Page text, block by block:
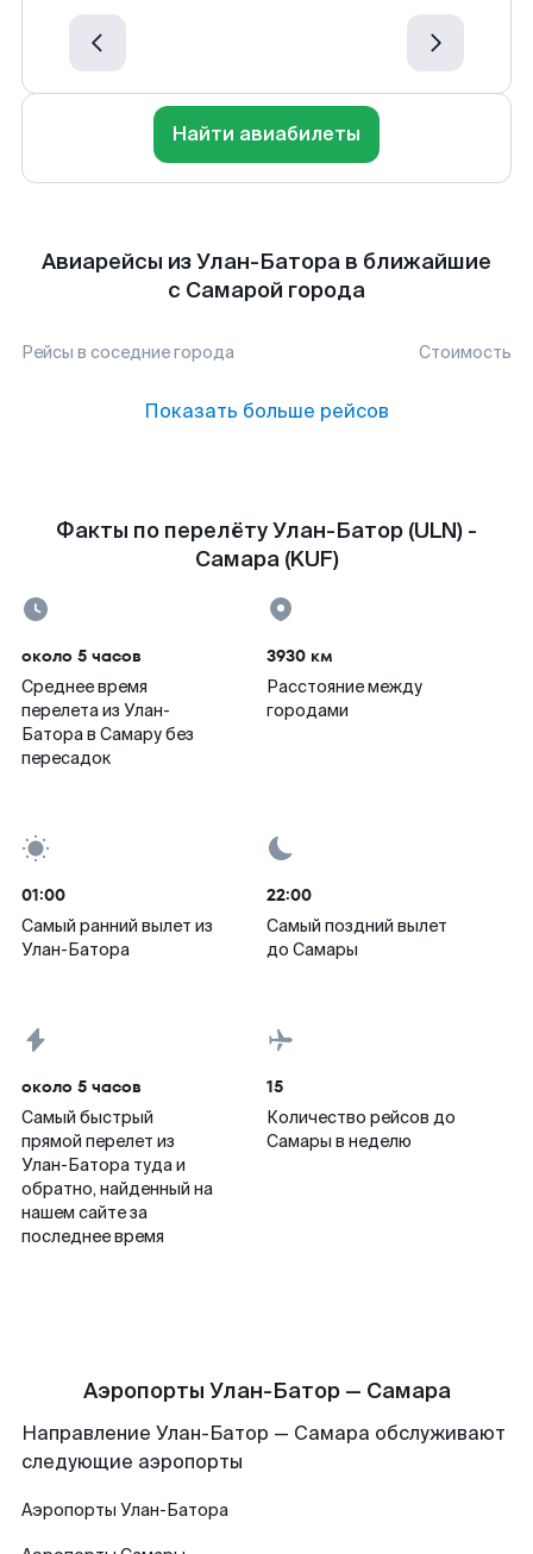
Найти авиабилеты
Авиарейсы из Улан-Батора в ближайшие
с Самарой города
Рейсы в соседние города Стоимость
Показать больше рейсов
Факты по перелёту Улан-Батор (ULN) -
Самара (KUF)
около 5 часов
Среднее время
перелета из Улан-
Батора в Самару без
пересадок
3930 км
Расстояние между
городами
01:00
Самый ранний вылет из
Улан-Батора
22:00
Самый поздний вылет
до Самары
около 5 часов
Самый быстрый
прямой перелет из
Улан-Батора туда и
обратно, найденный на
нашем сайте за
последнее время
15
Количество рейсов до
Самары в неделю
Аэропорты Улан-Батор — Самара
Направление Улан-Батор — Самара обслуживают
следующие аэропорты
Аэропорты Улан-Батора